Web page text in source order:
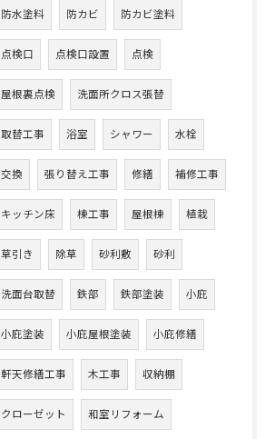
防水塗料 防カビ 防カビ塗料
点検口 点検口設置 点検
屋根裏点検 洗面所クロス張替
取替工事 浴室 シャワー 水栓
交換 張り替え工事 修繕 補修工事
キッチン床 棟工事 屋根棟 植栽
草引き 除草 砂利敷 砂利
洗面台取替 鉄部 鉄部塗装 小庇
小庇塗装 小庇屋根塗装 小庇修繕
軒天修繕工事 木工事 収納棚
クローゼット 和室リフォーム